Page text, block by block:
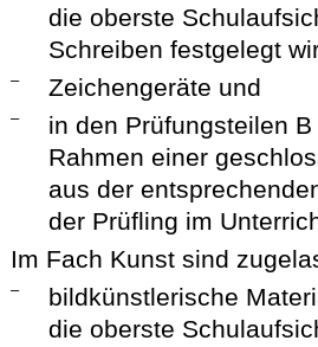
die oberste
Schreiben festgelegt
– Zeichengeräte und
–
in den Prüfungsteilen
Rahmen einer
aus der
der Prüfling im
Im Fach Kunst sind
–
bildkünstlerische
die oberste